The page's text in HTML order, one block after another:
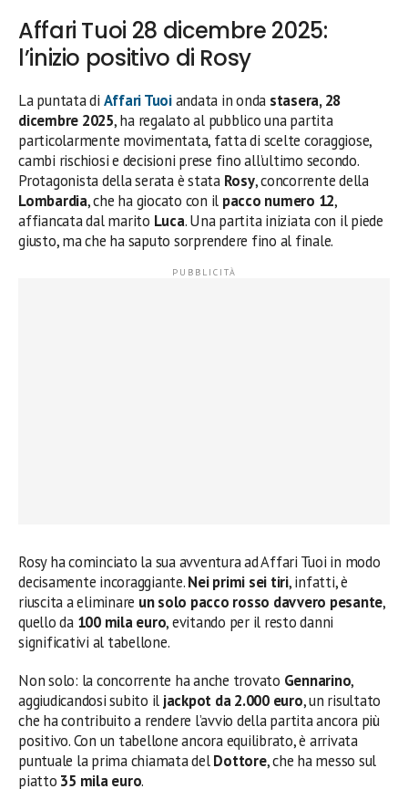
Affari Tuoi 28 dicembre 2025:
l’inizio positivo di Rosy
La puntata di Affari Tuoiandata in onda stasera, 28
dicembre 2025, ha regalato al pubblico una partita
particolarmente movimentata, fatta di scelte coraggiose,
cambi rischiosi e decisioni prese fino all’ultimo secondo.
Protagonista della serata è stata Rosy, concorrente della
Lombardia, che ha giocato con il pacco numero 12,
affiancata dal marito Luca. Una partita iniziata con il piede
giusto, ma che ha saputo sorprendere fino al finale.
Rosy ha cominciato la sua avventura ad Affari Tuoi in modo
decisamente incoraggiante.Nei primi sei tiri, infatti, è
riuscita a eliminare un solo pacco rosso davvero pesante,
quello da 100 mila euro, evitando per il resto danni
significativi al tabellone.
Non solo: la concorrente ha anche trovato Gennarino,
aggiudicandosi subito il jackpot da 2.000 euro, un risultato
che ha contribuito a rendere l’avvio della partita ancora più
positivo. Con un tabellone ancora equilibrato, è arrivata
puntuale la prima chiamata delDottore, che ha messo sul
piatto 35 mila euro.